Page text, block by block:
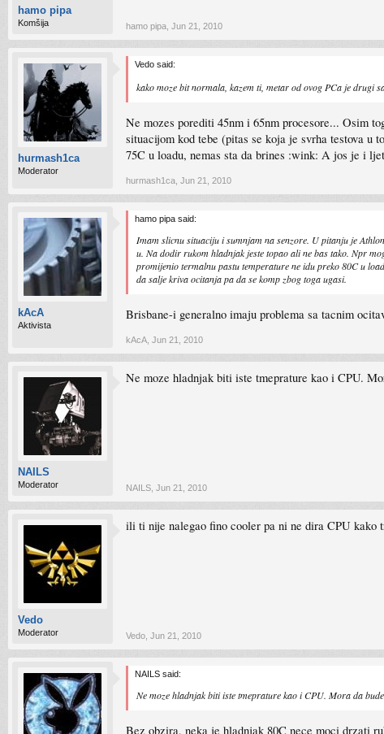
hamo pipa
Komšija hamo pipa Jun 21, 2010
hurmash1ca
Moderator
Vedo said:
kako moze bit normala, kazem ti, metar od ovog PCa je drugi
Ne mozes porediti 45nm i 65nm procesore... Osim
situacijom kod tebe (pitas se koja je svrha testova
75C u loadu, nemas sta da brines :wink: A jos je i
hurmash1ca Jun 21, 2010
kAcA
Aktivista
hamo pipa said:
Imam slicnu situaciju i sumnjam na senzore. U pitanju je
u. Na dodir rukom hladnjak jeste topao ali ne bas tako. Npr
promijenio termalnu pastu temperature ne idu preko 80C u
da salje kriva ocitanja pa da se komp zbog toga ugasi.
Brisbane-i generalno imaju problema sa tacnim
kAcA Jun 21, 2010
NAILS
Moderator
Ne moze hladnjak biti iste tmeprature kao i CPU.
NAILS Jun 21, 2010
Vedo
Moderator
ili ti nije nalegao fino cooler pa ni ne dira CPU kako
Vedo Jun 21, 2010
NAILS said:
Ne moze hladnjak biti iste tmeprature kao i CPU. Mora da
Bez obzira, neka je hladnjak 80C nece moci drzati